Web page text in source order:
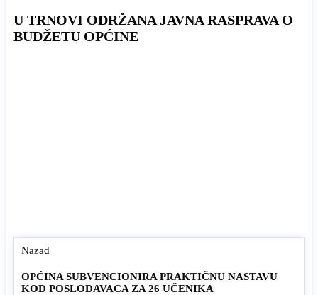
U TRNOVI ODRŽANA JAVNA RASPRAVA O
BUDŽETU OPĆINE
Nazad
OPĆINA SUBVENCIONIRA PRAKTIČNU NASTAVU
KOD POSLODAVACA ZA 26 UČENIKA